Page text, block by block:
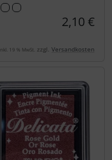
2,10 €
inkl. 19 % MwSt. zzgl. Versandkosten